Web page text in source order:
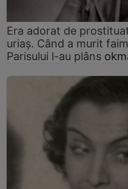
Era adorat de
uriaș. Când a murit
Parisului l-au plâns